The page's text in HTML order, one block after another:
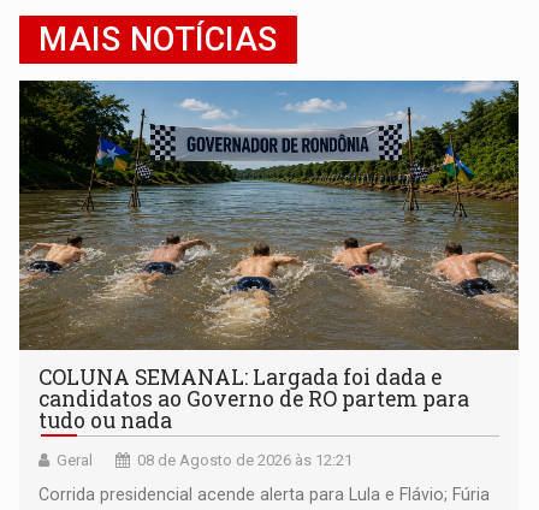
MAIS NOTÍCIAS
COLUNA SEMANAL: Largada foi dada e
candidatos ao Governo de RO partem para
tudo ou nada
Geral 08 de Agosto de 2026 às 12:21
Corrida presidencial acende alerta para Lula e Flávio; Fúria